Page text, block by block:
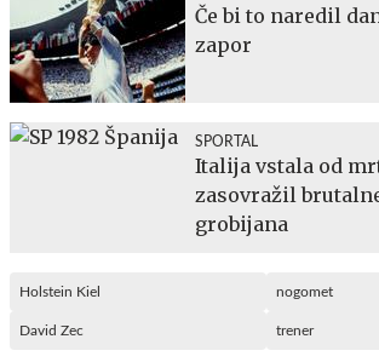
Če bi to naredil
zapor
SPORTAL
Italija vstala od
zasovražil
grobijana
Holstein Kiel nogomet
David Zec trener